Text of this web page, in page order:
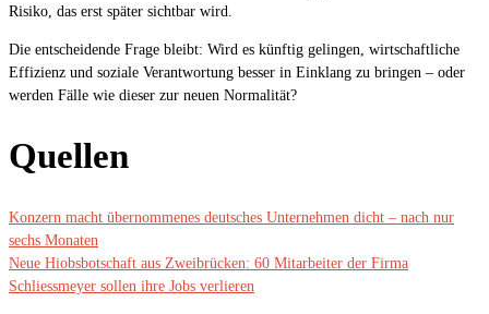
Risiko, das erst später sichtbar wird.
Die entscheidende Frage bleibt: Wird es künftig gelingen, wirtschaftliche
Effizienz und soziale Verantwortung besser in Einklang zu bringen – oder
werden Fälle wie dieser zur neuen Normalität?
Quellen
Konzern macht übernommenes deutsches Unternehmen dicht – nach nur
sechs Monaten
Neue Hiobsbotschaft aus Zweibrücken: 60 Mitarbeiter der Firma
Schliessmeyer sollen ihre Jobs verlieren